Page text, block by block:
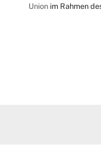
Union im Rahmen